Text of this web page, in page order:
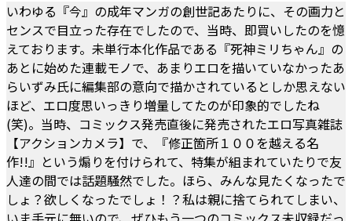
いわゆる『今』の成年マンガの創世記あたりに、その画力と
センスで目立った存在でしたので、当時、即買いしたのを憶
えております。未単行本化作品である『死神ミリちゃん』の
あとに始めた連載モノで、あまりエロを描いていなかったあ
らいずみ氏に編集部の意向で描かされているとしか思えない
ほど、エロ度思いっきり増量してたのが印象的でしたね
(笑)。当時、コミックス発売直後に発売されたエロ写真雑誌
【アクションカメラ】で、『修正箇所１００を越える名
作!!』という煽りを付けられて、特集が組まれていたりで友
人達の間では話題騒然でした。ほら、みんな見たくなったで
しょ？欲しくなったでしょ！？私は親に捨てられてしまい、